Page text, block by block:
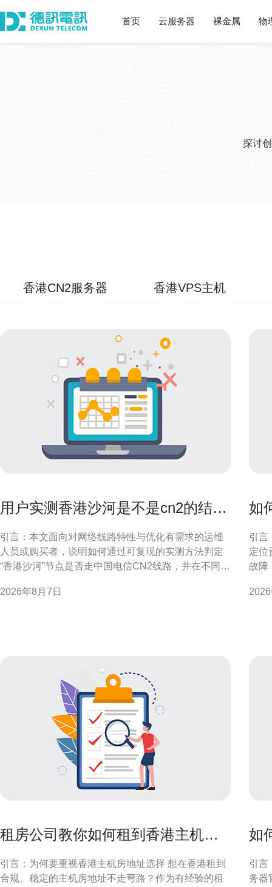
首页 云服务器 裸金属 物
探讨
香港CN2服务器 香港VPS主机
用户实测香港沙河是不是cn2的结果
引言：本文面向对网络线路特性与优化有需求的运维
人员或购买者，说明如何通过可复现的实测方法判定
“香港沙河”节点是否走中国电信CN2线路，并在不同判
断言，提供操作步骤与解读要点，方便读者自行复
2026年8月7日
如
引言
定位
故障
时间内恢复访
租房公司教你如何租到香港主机房
引言：为何要重视香港主机房地址选择 想在香港租到
合规、稳定的主机房地址不走弯路？作为有经验的租
如
引言：明
务器